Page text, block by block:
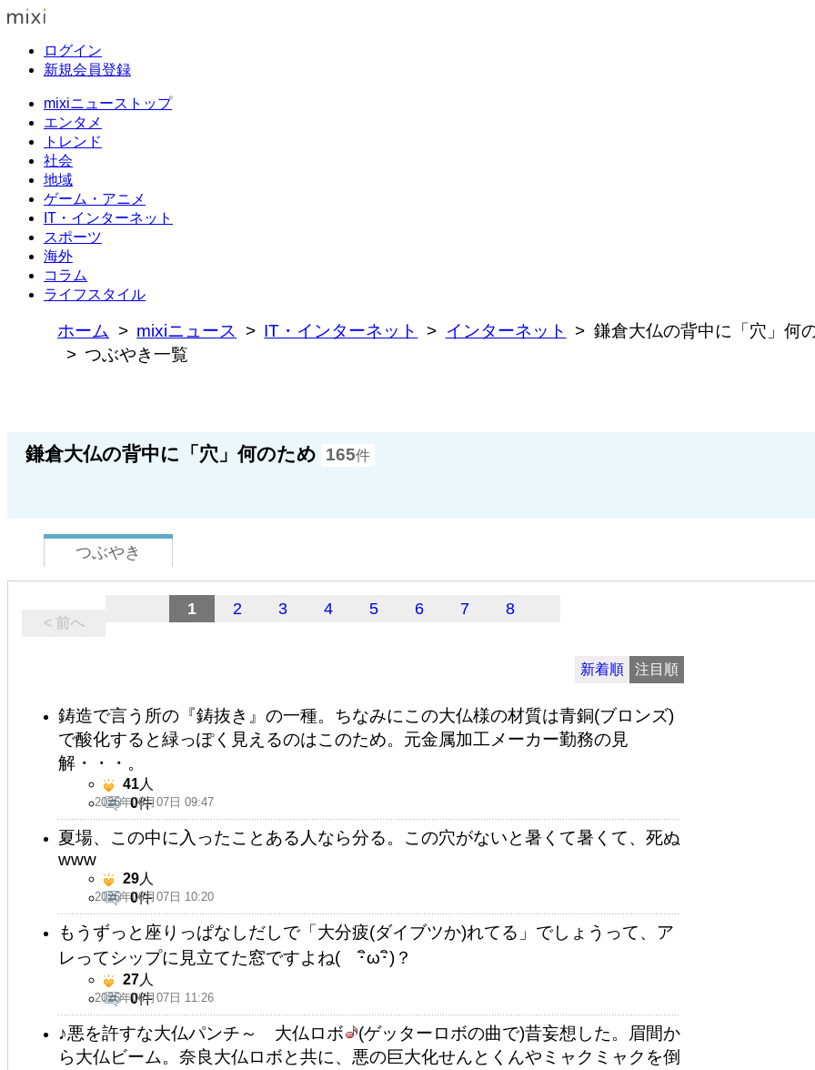
ログイン
新規会員登録
mixiニューストップ
エンタメ
トレンド
社会
地域
ゲーム・アニメ
IT・インターネット
スポーツ
海外
コラム
ライフスタイル
ホーム mixiニュース IT・インターネット インターネット
鎌倉大仏の背中に「穴」何
つぶやき一覧
鎌倉大仏の背中に「穴」何のため 165件
つぶやき
< 前へ
1 2 3 4 5 6 7 8
新着順 注目順
鋳造で言う所の『鋳抜き』の一種。ちなみにこの大仏様の材質は青銅(ブロンズ)
で酸化すると緑っぽく見えるのはこのため。元金属加工メーカー勤務の見
解・・・。
2026年06月07日 09:47
41人
0件
夏場、この中に入ったことある人なら分る。この穴がないと暑くて暑くて、死ぬ
www
2026年06月07日 10:20
29人
0件
もうずっと座りっぱなしだしで「大分疲(ダイブツか)れてる」でしょうって、ア
レってシップに見立てた窓ですよね( ･ิω･ิ)？
2026年06月07日 11:26
27人
0件
♪悪を許すな大仏パンチ～ 大仏ロボ
(ゲッターロボの曲で)昔妄想した。眉間か
ら大仏ビーム。奈良大仏ロボと共に、悪の巨大化せんとくんやミャクミャクを倒